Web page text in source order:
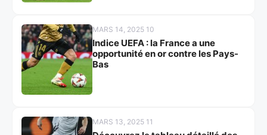
MARS 14, 2025 10
Indice UEFA : la France a une
opportunité en or contre les Pays-
Bas
MARS 13, 2025 11